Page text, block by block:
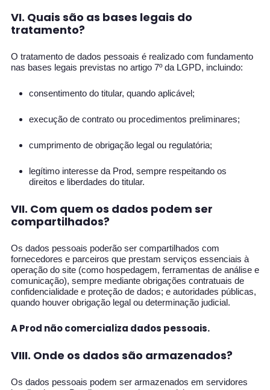
VI. Quais são as bases legais do
tratamento?
O tratamento de dados pessoais é realizado com fundamento
nas bases legais previstas no artigo 7º da LGPD, incluindo:
consentimento do titular, quando aplicável;
execução de contrato ou procedimentos preliminares;
cumprimento de obrigação legal ou regulatória;
legítimo interesse da Prod, sempre respeitando os
direitos e liberdades do titular.
VII. Com quem os dados podem ser
compartilhados?
Os dados pessoais poderão ser compartilhados com
fornecedores e parceiros que prestam serviços essenciais à
operação do site (como hospedagem, ferramentas de análise e
comunicação), sempre mediante obrigações contratuais de
confidencialidade e proteção de dados; e autoridades públicas,
quando houver obrigação legal ou determinação judicial.
A Prod não comercializa dados pessoais.
VIII. Onde os dados são armazenados?
Os dados pessoais podem ser armazenados em servidores